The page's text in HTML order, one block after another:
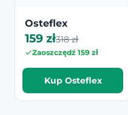
Osteflex
159 zł318 zł
Zaoszczędź 159 zł
Kup Osteflex